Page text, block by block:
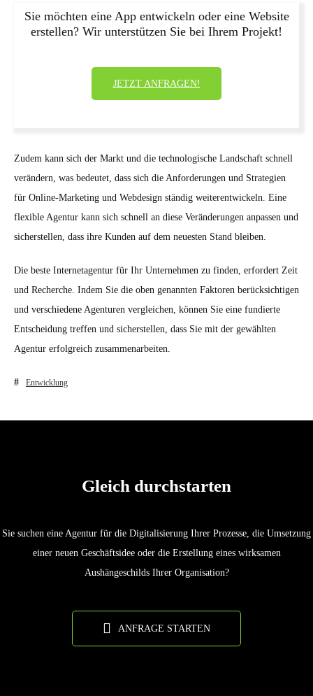
Sie möchten eine App entwickeln oder eine Website
erstellen? Wir unterstützen Sie bei Ihrem Projekt!
JETZT ANFRAGEN!
Zudem kann sich der Markt und die technologische Landschaft schnell
verändern, was bedeutet, dass sich die Anforderungen und Strategien
für Online-Marketing und Webdesign ständig weiterentwickeln. Eine
flexible Agentur kann sich schnell an diese Veränderungen anpassen und
sicherstellen, dass ihre Kunden auf dem neuesten Stand bleiben.
Die beste Internetagentur für Ihr Unternehmen zu finden, erfordert Zeit
und Recherche. Indem Sie die oben genannten Faktoren berücksichtigen
und verschiedene Agenturen vergleichen, können Sie eine fundierte
Entscheidung treffen und sicherstellen, dass Sie mit der gewählten
Agentur erfolgreich zusammenarbeiten.
Entwicklung
Gleich durchstarten
Sie suchen eine Agentur für die Digitalisierung Ihrer Prozesse, die Umsetzung
einer neuen Geschäftsidee oder die Erstellung eines wirksamen
Aushängeschilds Ihrer Organisation?
ANFRAGE STARTEN